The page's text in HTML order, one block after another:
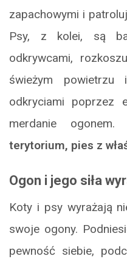
zapachowymi i
Psy, z kolei, są
odkrywcami,
świeżym
odkryciami poprzez
merdanie ogonem.
terytorium, pies z
Ogon i jego siła
Koty i psy wyrażają
swoje ogony.
pewność siebie,